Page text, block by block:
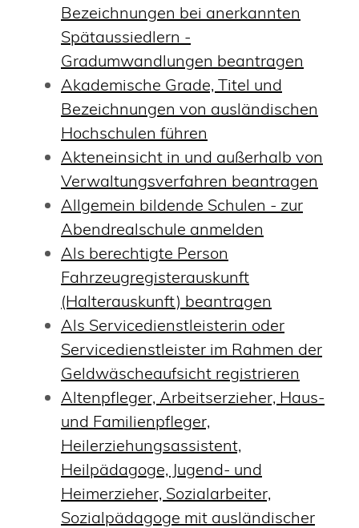
Bezeichnungen bei anerkannten
Spätaussiedlern -
Gradumwandlungen beantragen
Akademische Grade, Titel und
Bezeichnungen von ausländischen
Hochschulen führen
Akteneinsicht in und außerhalb von
Verwaltungsverfahren beantragen
Allgemein bildende Schulen - zur
Abendrealschule anmelden
Als berechtigte Person
Fahrzeugregisterauskunft
(Halterauskunft) beantragen
Als Servicedienstleisterin oder
Servicedienstleister im Rahmen der
Geldwäscheaufsicht registrieren
Altenpfleger, Arbeitserzieher, Haus-
und Familienpfleger,
Heilerziehungsassistent,
Heilpädagoge, Jugend- und
Heimerzieher, Sozialarbeiter,
Sozialpädagoge mit ausländischer